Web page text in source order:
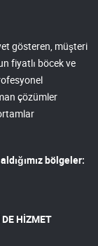
gösteren, müşteri
fiyatlı böcek ve
çözümler
bölgeler:
HİZMET